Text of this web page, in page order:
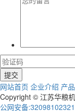
网站首页 企业介绍 产
Copyright © 江苏华粮
公网安备